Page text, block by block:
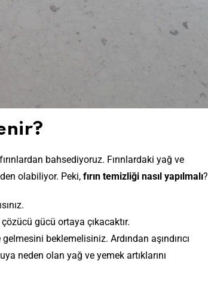
bahsediyoruz. Fırınlardaki yağ ve
olabiliyor. Peki, fırın temizliği nasıl yapılmalı?
çözücü gücü ortaya çıkacaktır.
beklemelisiniz. Ardından aşındırıcı
neden olan yağ ve yemek artıklarını